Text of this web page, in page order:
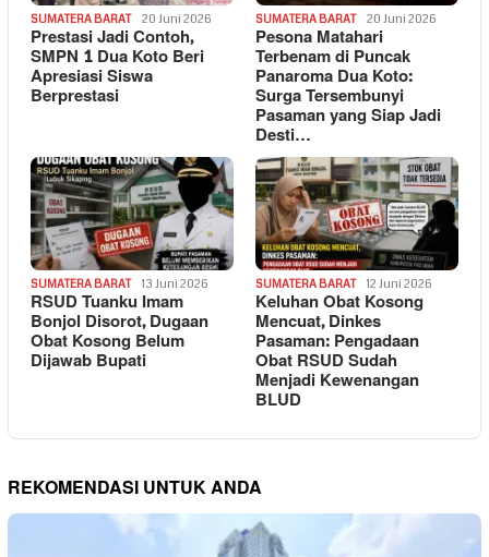
SUMATERA BARAT 20 Juni 2026
Prestasi Jadi Contoh,
SMPN 1 Dua Koto Beri
Apresiasi Siswa
Berprestasi
SUMATERA BARAT 20 Juni 2026
Pesona Matahari
Terbenam di Puncak
Panaroma Dua Koto:
Surga Tersembunyi
Pasaman yang Siap Jadi
Desti…
SUMATERA BARAT 13 Juni 2026
RSUD Tuanku Imam
Bonjol Disorot, Dugaan
Obat Kosong Belum
Dijawab Bupati
SUMATERA BARAT 12 Juni 2026
Keluhan Obat Kosong
Mencuat, Dinkes
Pasaman: Pengadaan
Obat RSUD Sudah
Menjadi Kewenangan
BLUD
REKOMENDASI UNTUK ANDA